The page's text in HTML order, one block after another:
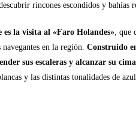
rincones escondidos y bahías
la visita al «Faro Holandes», que
en la región. Construido
sus escaleras y alcanzar su
y las distintas tonalidades de